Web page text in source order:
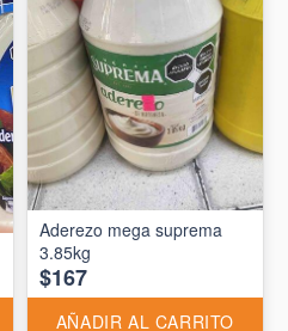
Aderezo mega suprema
3.85kg
$167
AÑADIR AL CARRITO